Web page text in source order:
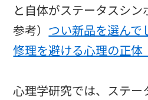
と自体がステータスシン
参考） つい新品を選んで
修理を避ける心理の正体
心理学研究では、ステ